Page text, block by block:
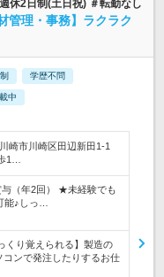
休2日制(土日祝) ＃転勤なし
管理・事務】ラクラク
学歴不問
中
崎市川崎区田辺新田1-1
1…
（年2回） ★未経験でも
能♪しっ…
くり覚えられる】製造の
ンで発注したりするお仕